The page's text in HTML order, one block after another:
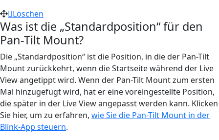
Löschen
Was ist die „Standardposition“ für den
Pan-Tilt Mount?
Die „Standardposition“ ist die Position, in die der Pan-Tilt
Mount zurückkehrt, wenn die Startseite während der Live
View angetippt wird. Wenn der Pan-Tilt Mount zum ersten
Mal hinzugefügt wird, hat er eine voreingestellte Position,
die später in der Live View angepasst werden kann. Klicken
Sie hier, um zu erfahren, wie Sie die Pan-Tilt Mount in der
Blink-App steuern.